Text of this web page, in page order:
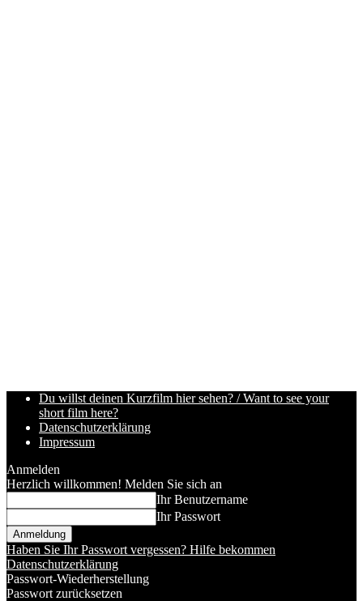
Du willst deinen Kurzfilm hier sehen? / Want to see your
short film here?
Datenschutzerklärung
Impressum
Anmelden
Herzlich willkommen! Melden Sie sich an
Ihr Benutzername
Ihr Passwort
Haben Sie Ihr Passwort vergessen? Hilfe bekommen
Datenschutzerklärung
Passwort-Wiederherstellung
Passwort zurücksetzen